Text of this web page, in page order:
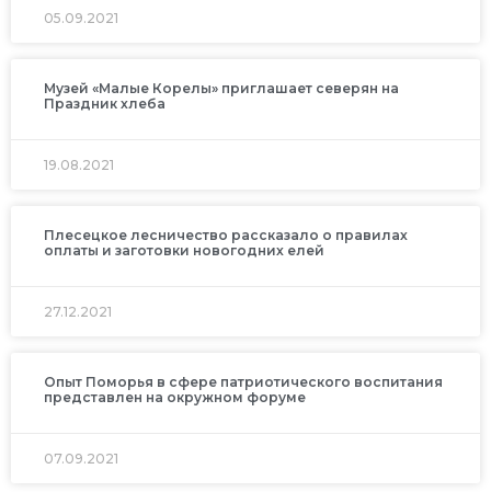
05.09.2021
Музей «Малые Корелы» приглашает северян на
Праздник хлеба
19.08.2021
Плесецкое лесничество рассказало о правилах
оплаты и заготовки новогодних елей
27.12.2021
Опыт Поморья в сфере патриотического воспитания
представлен на окружном форуме
07.09.2021